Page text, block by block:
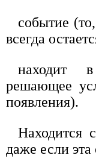
событие
всегда
находит
решающее
появления).
Находится
даже если эта